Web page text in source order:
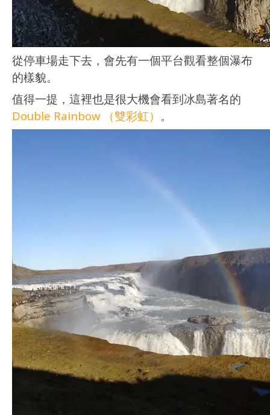
從停車場走下去，會先有一個平台觀看整個瀑布
的樣貌。
值得一提，這裡也是很大機會看到冰島著名的
Double Rainbow （雙彩虹） 。